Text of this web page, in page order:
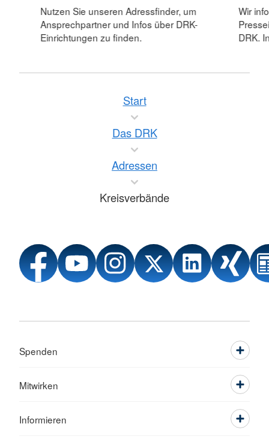
Nutzen Sie unseren Adressfinder, um
Ansprechpartner und Infos über DRK-
Einrichtungen zu finden.
Wir
DRK.
Start
Das DRK
Adressen
Kreisverbände
Spenden
Mitwirken
Informieren